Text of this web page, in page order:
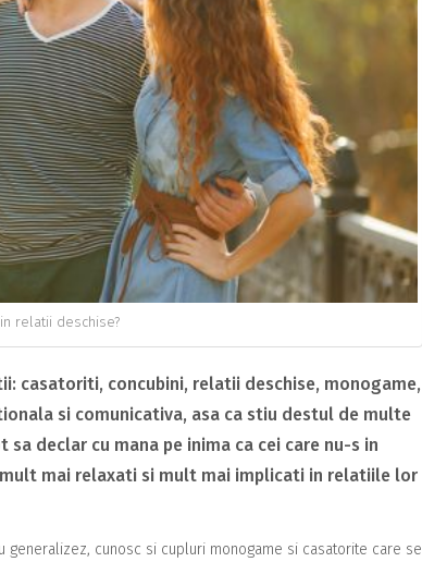
relatii deschise?
casatoriti, concubini, relatii deschise, monogame,
si comunicativa, asa ca stiu destul de multe
declar cu mana pe inima ca cei care nu-s in
mai relaxati si mult mai implicati in relatiile lor
cunosc si cupluri monogame si casatorite care se